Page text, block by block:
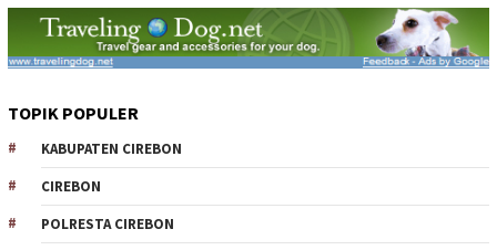
TOPIK POPULER
KABUPATEN CIREBON
CIREBON
POLRESTA CIREBON